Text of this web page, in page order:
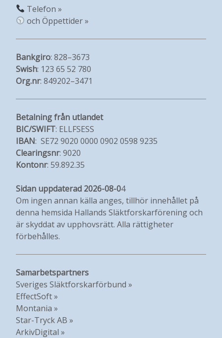
Telefon »
och Öppettider »
Bankgiro: 828–3673
Swish: 123 65 52 780
Org.nr: 849202–3471
Betalning från utlandet
BIC/SWIFT: ELLFSESS
IBAN: SE72 9020 0000 0902 0598 9235
Clearingsnr: 9020
Kontonr: 59.892.35
Sidan uppdaterad 2026-08-04
Om ingen annan källa anges, tillhör innehållet på
denna hemsida Hallands Släktforskarförening och
är skyddat av upphovsrätt. Alla rättigheter
förbehålles.
Samarbetspartners
Sveriges Släktforskarförbund »
EffectSoft »
Montania »
Star-Tryck AB »
ArkivDigital »